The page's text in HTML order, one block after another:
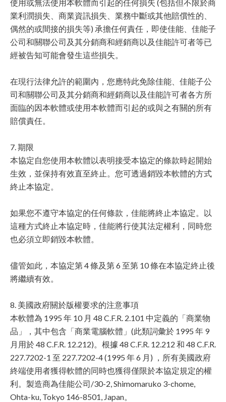
使用或無法使用本軟體而引起的任何損失 (包括但不限於商
業利潤損失、商業資訊損失、業務中斷或其他賠償性的、
偶然的或間接的損失等) 承擔任何責任，即使佳能、佳能子
公司和關聯公司及其分銷商和經銷商以及佳能許可者等已
經被告知可能會發生這些損失。
在現行法律允許的範圍內，您應特此免除佳能、佳能子公
司和關聯公司及其分銷商和經銷商以及佳能許可者各方所
面臨的因本軟體或使用本軟體而引起的或與之有關的所有
賠償責任。
7. 期限
本協定自您使用本軟體以表明接受本協定的條款時起開始
生效，並保持有效直至終止。您可透過銷毀本軟體的方式
終止本協定。
如果您不遵守本協定的任何條款，佳能將終止本協定。以
這種方式終止本協定時，佳能將行使其法定權利，同時您
也必須立即銷毀本軟體。
儘管如此，本協定第 4 條及第 6 至第 10 條在本協定終止後
將繼續有效。
8. 美國政府關於版權要求的注意事項
本軟體為 1995 年 10 月 48 C.F.R. 2.101 中定義的「商業物
品」，其中包含「商業電腦軟體」(此類詞彙於 1995 年 9
月用於 48 C.F.R. 12.212)。根據 48 C.F.R. 12.212 和 48 C.F.R.
227.7202-1 至 227.7202-4 (1995 年 6 月) ，所有美國政府
終端使用者獲得軟體的同時也獲得僅限於本協定規定的權
利。製造商為佳能公司/30-2, Shimomaruko 3-chome,
Ohta-ku, Tokyo 146-8501, Japan。